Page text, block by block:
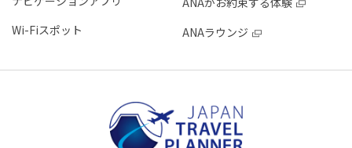
Wi-Fiスポット
ANAラウンジ